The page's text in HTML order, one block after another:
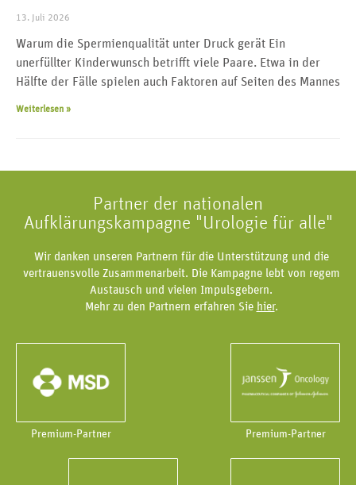
13. Juli 2026
Warum die Spermienqualität unter Druck gerät Ein
unerfüllter Kinderwunsch betrifft viele Paare. Etwa in der
Hälfte der Fälle spielen auch Faktoren auf Seiten des Mannes
Weiterlesen »
Partner der nationalen
Aufklärungskampagne "Urologie für alle"
Wir danken unseren Partnern für die Unterstützung und die
vertrauensvolle Zusammenarbeit. Die Kampagne lebt von regem
Austausch und vielen Impulsgebern.
Mehr zu den Partnern erfahren Sie hier.
Premium-Partner Premium-Partner